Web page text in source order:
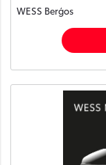
WESS Berģos